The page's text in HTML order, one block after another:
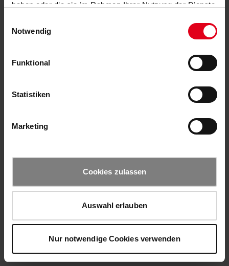
haben oder die sie im Rahmen Ihrer Nutzung der Dienste
Notwendig
Funktional
Statistiken
Marketing
Cookies zulassen
Auswahl erlauben
Nur notwendige Cookies verwenden